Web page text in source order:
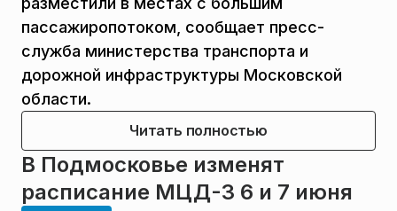
пассажиропотоком, сообщает пресс-
служба министерства транспорта и
дорожной инфраструктуры Московской
области.
Читать полностью
В Подмосковье изменят
расписание МЦД-3 6 и 7 июня